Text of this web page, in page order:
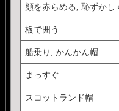
タ
し
顔を赤らめる, 恥ずかし
板で囲う
船乗り, かんかん帽
まっすぐ
スコットランド帽